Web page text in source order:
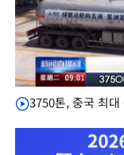
3750톤, 중국 최